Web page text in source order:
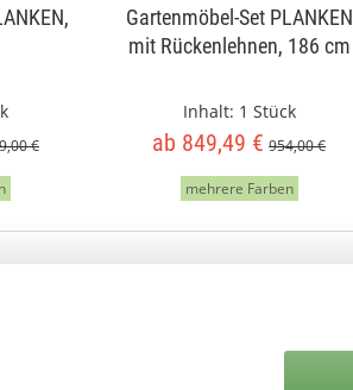
€
Gartenmöbel-Set PLANKEN
mit Rückenlehnen, 186 cm
Inhalt: 1 Stück
ab 849,49 € 954,00 €
mehrere Farben